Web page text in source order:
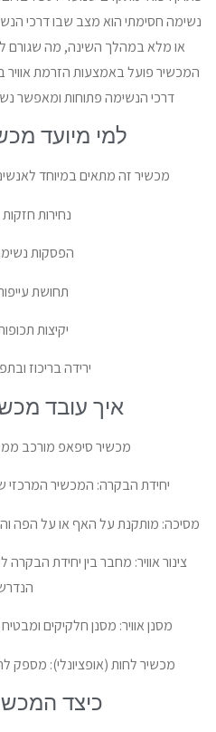
נשימה חסימתי הוא מצב שבו דרכי
או מלא במהלך השינה, מה שגורם
המכשיר פועל באמצעות הזרמת
דרכי הנשימה פתוחות ומאפשר
למי מיועד
מכשיר זה מתאים במיוחד
נחירות
הפסקות
תחושת
יקיצות
ירידה בריכוז
איך עובד
מכשיר סיפאפ מורכב
יחידת הבקרה: המכשיר המרכזי
מסיכה: מותקנת על האף או על
צינור אוויר: מחבר בין יחידת
מסנן אוויר: מסנן חלקיקים
מכשיר לחות (אופציונלי): מספק
כיצד